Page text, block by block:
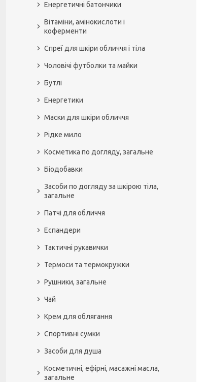
Енергетичні батончики
Вітаміни, амінокислоти і
коферменти
Спреї для шкіри обличчя і тіла
Чоловічі футболки та майки
Бутлі
Енергетики
Маски для шкіри обличчя
Рідке мило
Косметика по догляду, загальне
Біодобавки
Засоби по догляду за шкірою тіла,
загальне
Патчі для обличчя
Еспандери
Тактичні рукавички
Термоси та термокружки
Рушники, загальне
Чай
Крем для облягання
Спортивні сумки
Засоби для душа
Косметичні, ефірні, масажні масла,
загальне